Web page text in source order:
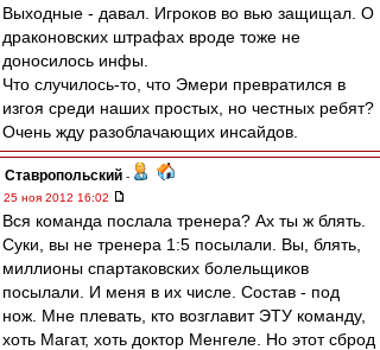
Выходные - давал. Игроков во вью защищал. О
драконовских штрафах вроде тоже не
доносилось инфы.
Что случилось-то, что Эмери превратился в
изгоя среди наших простых, но честных ребят?
Очень жду разоблачающих инсайдов.
Ставропольский -
25 ноя 2012 16:02
Вся команда послала тренера? Ах ты ж блять.
Суки, вы не тренера 1:5 посылали. Вы, блять,
миллионы спартаковских болельщиков
посылали. И меня в их числе. Состав - под
нож. Мне плевать, кто возглавит ЭТУ команду,
хоть Магат, хоть доктор Менгеле. Но этот сброд